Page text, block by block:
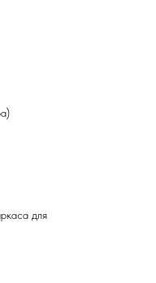
для